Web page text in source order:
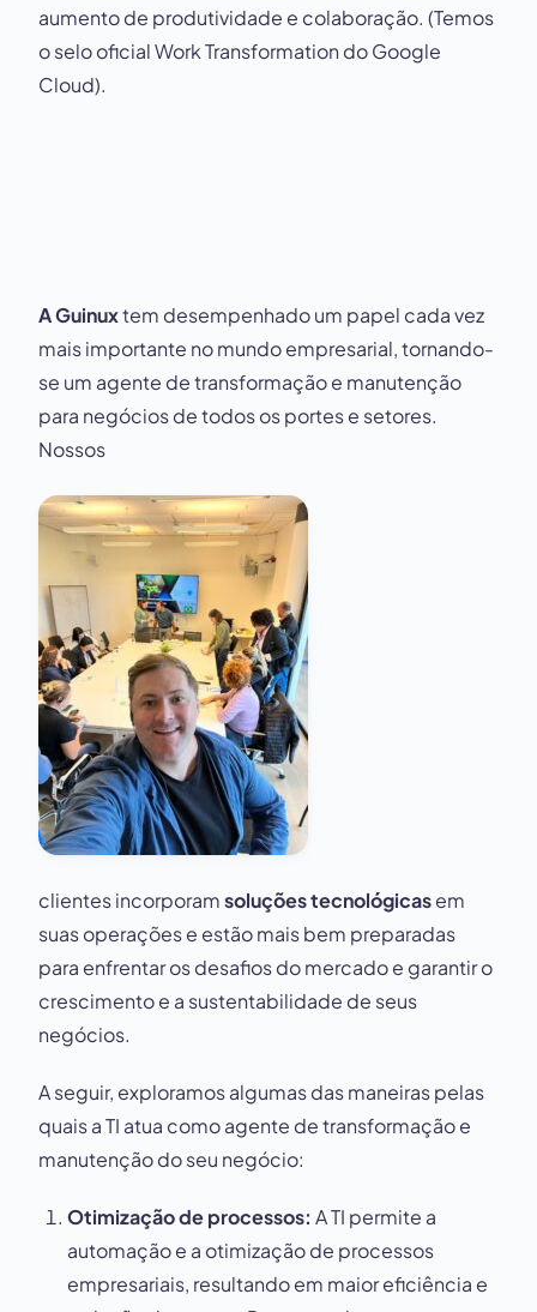
aumento de produtividade e colaboração. (Temos
o selo oficial Work Transformation do Google
Cloud).
A Guinuxtem desempenhado um papel cada vez
mais importante no mundo empresarial, tornando-
se um agente de transformação e manutenção
para negócios de todos os portes e setores.
Nossos
clientes incorporamsoluções tecnológicasem
suas operações e estão mais bem preparadas
para enfrentar os desafios do mercado e garantir o
crescimento e a sustentabilidade de seus
negócios.
A seguir, exploramos algumas das maneiras pelas
quais a TI atua como agente de transformação e
manutenção do seu negócio:
Otimização de processos: A TI permite a
automação e a otimização de processos
empresariais, resultando em maior eficiência e